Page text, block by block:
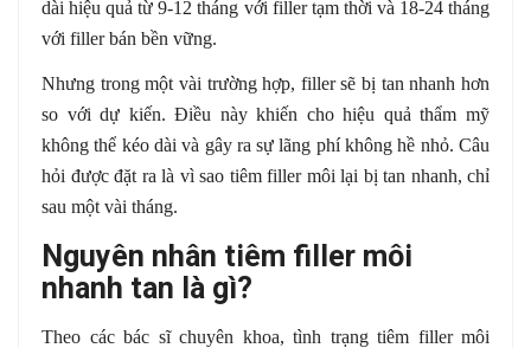
dài hiệu quả từ 9-12 tháng với filler tạm thời và 18-24 tháng
với filler bán bền vững.
Nhưng trong một vài trường hợp, filler sẽ bị tan nhanh hơn
so với dự kiến. Điều này khiến cho hiệu quả thẩm mỹ
không thể kéo dài và gây ra sự lãng phí không hề nhỏ. Câu
hỏi được đặt ra là vì sao tiêm filler môi lại bị tan nhanh, chỉ
sau một vài tháng.
Nguyên nhân tiêm filler môi
nhanh tan là gì?
Theo các bác sĩ chuyên khoa, tình trạng tiêm filler môi